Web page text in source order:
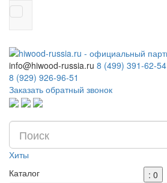
info@hiwood-russia.ru 8 (499) 391-62-54
8 (929) 926-96-51
Заказать обратный звонок
Хиты
Каталог
: 0